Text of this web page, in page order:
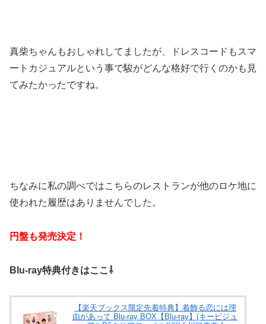
真柴ちゃんもおしゃれしてましたが、ドレスコードもスマ
ートカジュアルという事で駿がどんな格好で行くのかも見
てみたかったですね。
ちなみに私の調べではこちらのレストランが他のロケ地に
使われた履歴はありませんでした。
円盤も発売決定！
Blu-ray特典付きはここ⇩
【楽天ブックス限定先着特典】着飾る恋には理
由があって Blu-ray BOX【Blu-ray】(キービジュ